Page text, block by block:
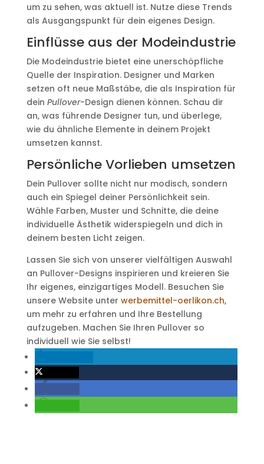
um zu sehen, was aktuell ist. Nutze diese Trends
als Ausgangspunkt für dein eigenes Design.
Einflüsse aus der Modeindustrie
Die Modeindustrie bietet eine unerschöpfliche
Quelle der Inspiration. Designer und Marken
setzen oft neue Maßstäbe, die als Inspiration für
dein Pullover-Design dienen können. Schau dir
an, was führende Designer tun, und überlege,
wie du ähnliche Elemente in deinem Projekt
umsetzen kannst.
Persönliche Vorlieben umsetzen
Dein Pullover sollte nicht nur modisch, sondern
auch ein Spiegel deiner Persönlichkeit sein.
Wähle Farben, Muster und Schnitte, die deine
individuelle Ästhetik widerspiegeln und dich in
deinem besten Licht zeigen.
Lassen Sie sich von unserer vielfältigen Auswahl
an Pullover-Designs inspirieren und kreieren Sie
Ihr eigenes, einzigartiges Modell. Besuchen Sie
unsere Website unter werbemittel-oerlikon.ch,
um mehr zu erfahren und Ihre Bestellung
aufzugeben. Machen Sie Ihren Pullover so
individuell wie Sie selbst!